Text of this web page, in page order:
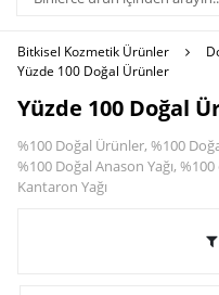
Bitkisel Kozmetik Ürünler
Yüzde 100 Doğal Ürünler
Yüzde 100 Doğal
%100 Doğal Ürünler, %100
%100 Doğal Anason Yağı,
Kantaron Yağı